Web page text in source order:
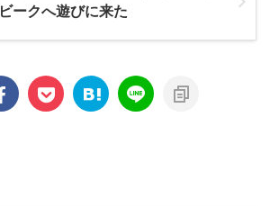
ビークへ遊びに来た